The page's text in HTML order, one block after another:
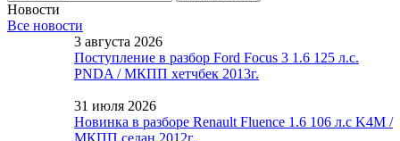
Новости
Все новости
3 августа 2026
Поступление в разбор Ford Focus 3 1.6 125 л.с.
PNDA / МКПП хетчбек 2013г.
31 июля 2026
Новинка в разборе Renault Fluence 1.6 106 л.с K4M /
МКПП седан 2012г.